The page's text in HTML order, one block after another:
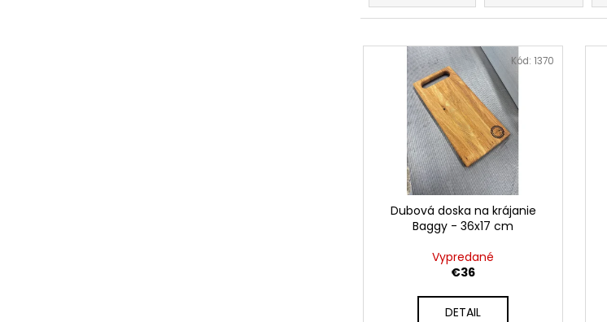
d
V
Dubová doska na krájanie
Baggy - 36x17 cm
Vypredané
€36
DETAIL
Kód:1370